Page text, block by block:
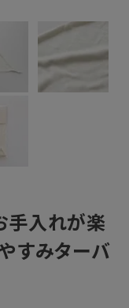
手入れが楽
すみターバ